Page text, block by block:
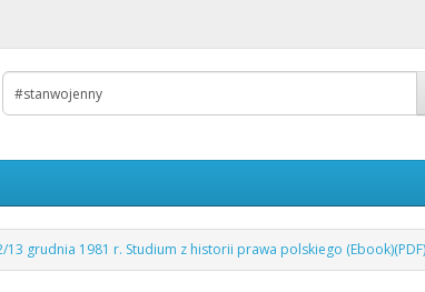
grudnia 1981 r. Studium z historii prawa polskiego (Ebook)(PDF)